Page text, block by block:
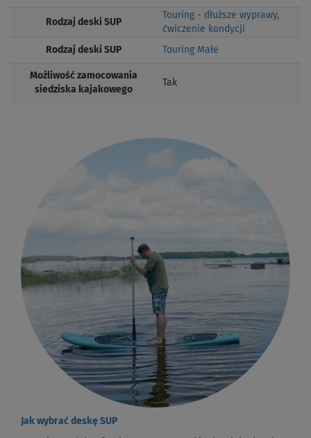
Rodzaj deski SUP
Touring - dłuższe wyprawy,
ćwiczenie kondycji
Rodzaj deski SUP Touring Małe
Możliwość zamocowania
siedziska kajakowego
Tak
Jak wybrać deskę SUP